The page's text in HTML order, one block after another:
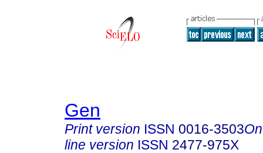
Gen
Print version ISSN 0016-3503
line version ISSN 2477-975X